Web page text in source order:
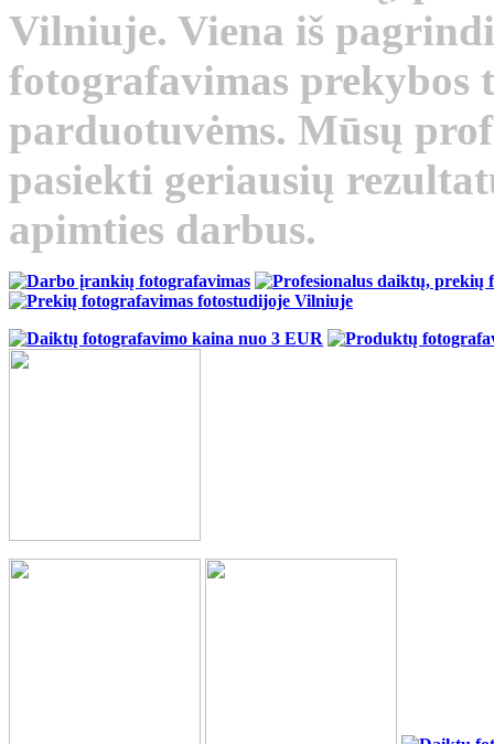
Vilniuje. Viena iš
fotografavimas prekybos
parduotuvėms. Mūsų
pasiekti geriausių
apimties darbus.